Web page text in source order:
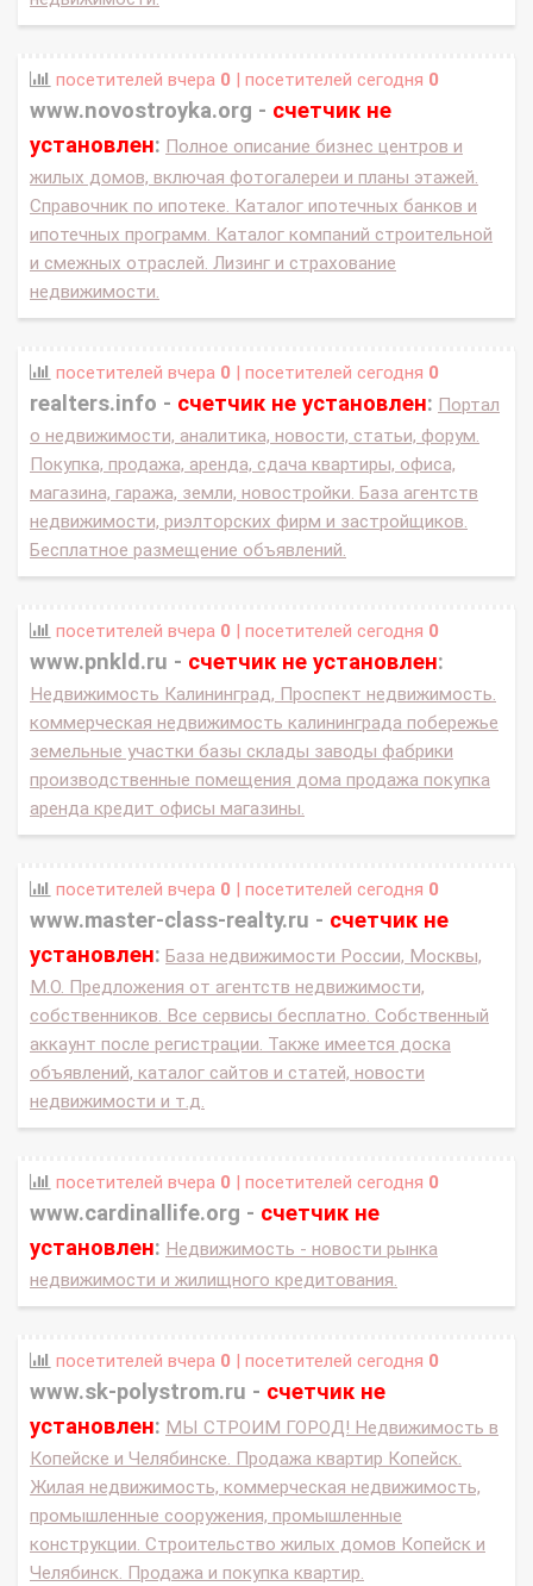
посетителей вчера 0 | посетителей сегодня 0
www.novostroyka.org - счетчик не
установлен: Полное описание бизнес центров и
жилых домов, включая фотогалереи и планы этажей.
Справочник по ипотеке. Каталог ипотечных банков и
ипотечных программ. Каталог компаний строительной
и смежных отраслей. Лизинг и страхование
недвижимости.
посетителей вчера 0 | посетителей сегодня 0
realters.info - счетчик не установлен: Портал
о недвижимости, аналитика, новости, статьи, форум.
Покупка, продажа, аренда, сдача квартиры, офиса,
магазина, гаража, земли, новостройки. База агентств
недвижимости, риэлторских фирм и застройщиков.
Бесплатное размещение объявлений.
посетителей вчера 0 | посетителей сегодня 0
www.pnkld.ru - счетчик не установлен:
Недвижимость Калининград, Проспект недвижимость.
коммерческая недвижимость калининграда побережье
земельные участки базы склады заводы фабрики
производственные помещения дома продажа покупка
аренда кредит офисы магазины.
посетителей вчера 0 | посетителей сегодня 0
www.master-class-realty.ru - счетчик не
установлен: База недвижимости России, Москвы,
М.О. Предложения от агентств недвижимости,
собственников. Все сервисы бесплатно. Собственный
аккаунт после регистрации. Также имеется доска
объявлений, каталог сайтов и статей, новости
недвижимости и т.д.
посетителей вчера 0 | посетителей сегодня 0
www.cardinallife.org - счетчик не
установлен: Недвижимость - новости рынка
недвижимости и жилищного кредитования.
посетителей вчера 0 | посетителей сегодня 0
www.sk-polystrom.ru - счетчик не
установлен: МЫ СТРОИМ ГОРОД! Недвижимость в
Копейске и Челябинске. Продажа квартир Копейск.
Жилая недвижимость, коммерческая недвижимость,
промышленные сооружения, промышленные
конструкции. Строительство жилых домов Копейск и
Челябинск. Продажа и покупка квартир.